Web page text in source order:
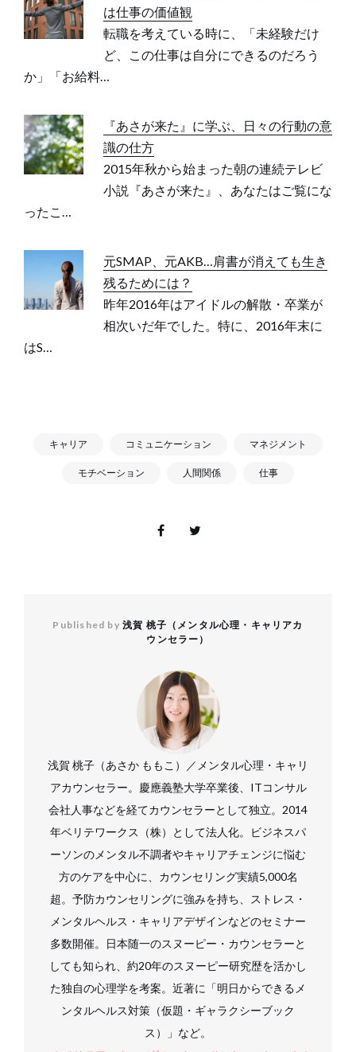
は仕事の価値観
転職を考えている時に、「未経験だけ
ど、この仕事は自分にできるのだろう
か」「お給料…
『あさが来た』に学ぶ、日々の行動の意
識の仕方
2015年秋から始まった朝の連続テレビ
小説『あさが来た』、あなたはご覧にな
ったこ…
元SMAP、元AKB…肩書が消えても生き
残るためには？
昨年2016年はアイドルの解散・卒業が
相次いだ年でした。特に、2016年末に
はS…
キャリア コミュニケーション マネジメント
モチベーション 人間関係 仕事
Published by 浅賀 桃子（メンタル心理・キャリアカ
ウンセラー）
浅賀 桃子（あさか ももこ）／メンタル心理・キャリ
アカウンセラー。慶應義塾大学卒業後、ITコンサル
会社人事などを経てカウンセラーとして独立。2014
年ベリテワークス（株）として法人化。ビジネスパ
ーソンのメンタル不調者やキャリアチェンジに悩む
方のケアを中心に、カウンセリング実績5,000名
超。予防カウンセリングに強みを持ち、ストレス・
メンタルヘルス・キャリアデザインなどのセミナー
多数開催。日本随一のスヌーピー・カウンセラーと
しても知られ、約20年のスヌーピー研究歴を活かし
た独自の心理学を考案。近著に「明日からできるメ
ンタルヘルス対策（仮題・ギャラクシーブック
ス）」など。